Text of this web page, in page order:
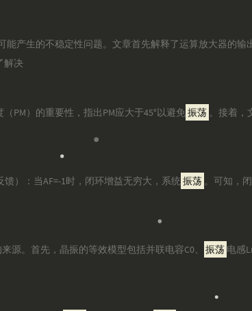
能产生的不稳定性问题。文章首先解释了运算放大器的输
解决
PM）的重要性，指出PM应大于45°以避免振荡 。接着，
）：当AF=-1时，闭环增益无穷大，系统振荡 。可知，
源。首先，晶振的等效模型包括并联电容C0、 振荡 电感